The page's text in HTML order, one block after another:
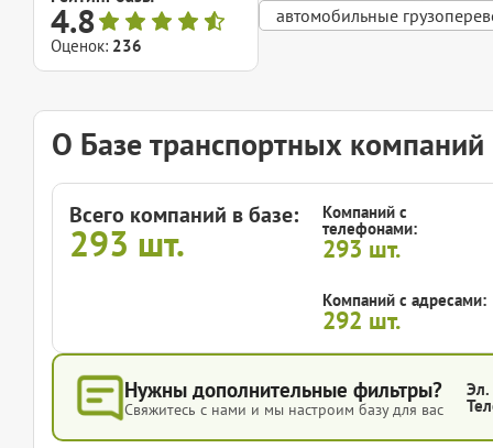
4.8
Оценок: 236
автомобильные
О Базе транспортных
Всего компаний в базе:
293 шт.
Компаний с
телефонами:
293 шт.
Компаний с адресами:
292 шт.
Нужны дополнительные фильтры?
Свяжитесь с нами и мы настроим базу для вас
Эл.